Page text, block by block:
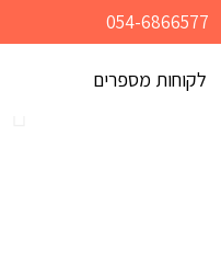
054-6866577
לקוחות מספרים